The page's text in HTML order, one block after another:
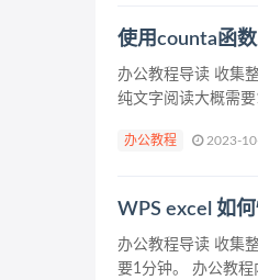
使用counta函
办公教程导读 收集
纯文字阅读大概需
办公教程 2023-
WPS excel 如
办公教程导读 收集
要1分钟。 办公教程